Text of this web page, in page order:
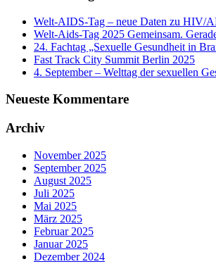
Welt-AIDS-Tag – neue Daten zu HIV/
Welt-Aids-Tag 2025 Gemeinsam.
24. Fachtag „Sexuelle Gesundheit in
Fast Track City Summit Berlin 2025
4. September – Welttag der sexuellen
Neueste Kommentare
Archiv
November 2025
September 2025
August 2025
Juli 2025
Mai 2025
März 2025
Februar 2025
Januar 2025
Dezember 2024